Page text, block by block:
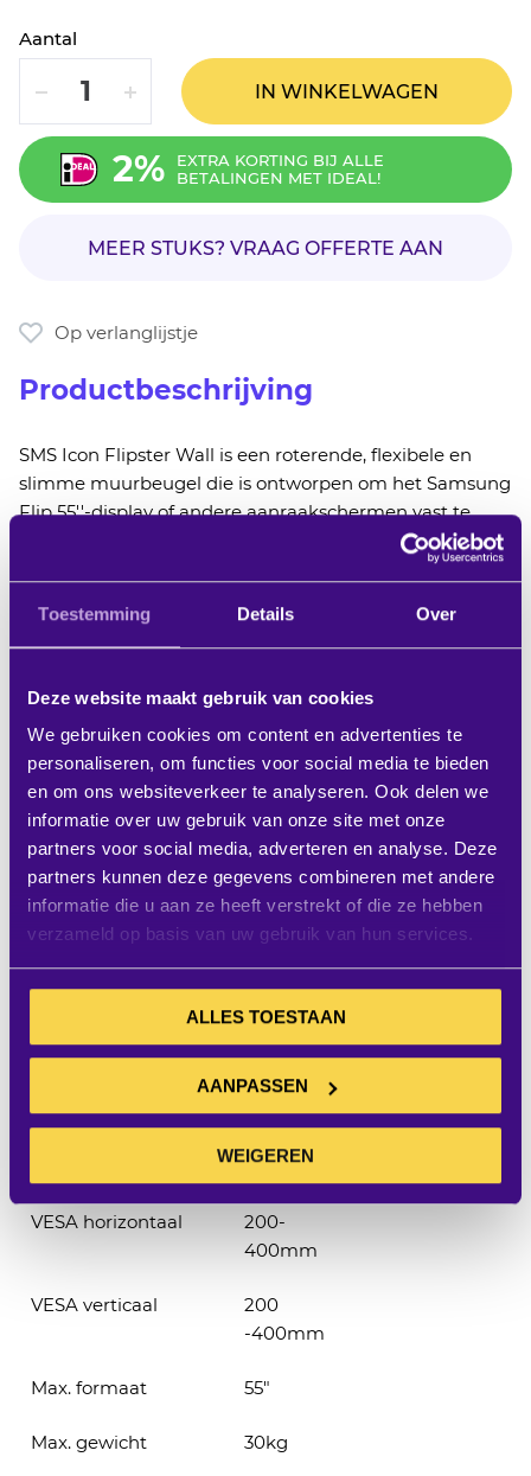
Toestemming Details Over
Deze website maakt gebruik van cookies
We gebruiken cookies om content en advertenties te
personaliseren, om functies voor social media te bieden
en om ons websiteverkeer te analyseren. Ook delen we
informatie over uw gebruik van onze site met onze
partners voor social media, adverteren en analyse. Deze
partners kunnen deze gegevens combineren met andere
informatie die u aan ze heeft verstrekt of die ze hebben
verzameld op basis van uw gebruik van hun services.
ALLES TOESTAAN
AANPASSEN
WEIGEREN
Aantal
VERLAAG VERHOOG IN WINKELWAGEN
2%
EXTRA KORTING BIJ ALLE
BETALINGEN MET IDEAL!
MEER STUKS? VRAAG OFFERTE AAN
Op verlanglijstje
Productbeschrijving
SMS Icon Flipster Wall is een roterende, flexibele en
slimme muurbeugel die is ontworpen om het Samsung
Flip 55''-display of andere aanraakschermen vast te
houden. Met de SMS Icon Flipster Wall kunt u het
display eenvoudig met de hand van liggend naar
muurbeugel is ontwikkeld voor touch displays tot 55''.
kanteling voor een ergonomische en verbeterde
gebruikerservaring. Alles wat nodig is, is inbegrepen,
zodat u verzekerd bent van een elegante installatie
voor uw innovatieve werkruimte.
/td>
Technische
informatie
Plaatsing Muur
Horizontaal/
verticaal
Tilt omlaag 5°
90°
VESA horizontaal
200-
400mm
VESA verticaal
200
-400mm
Max. formaat 55"
Max. gewicht 30kg